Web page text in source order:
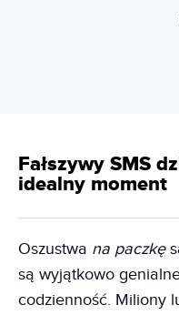
Fałszywy SMS
idealny moment
Oszustwa na paczkę
są wyjątkowo
codzienność. Miliony